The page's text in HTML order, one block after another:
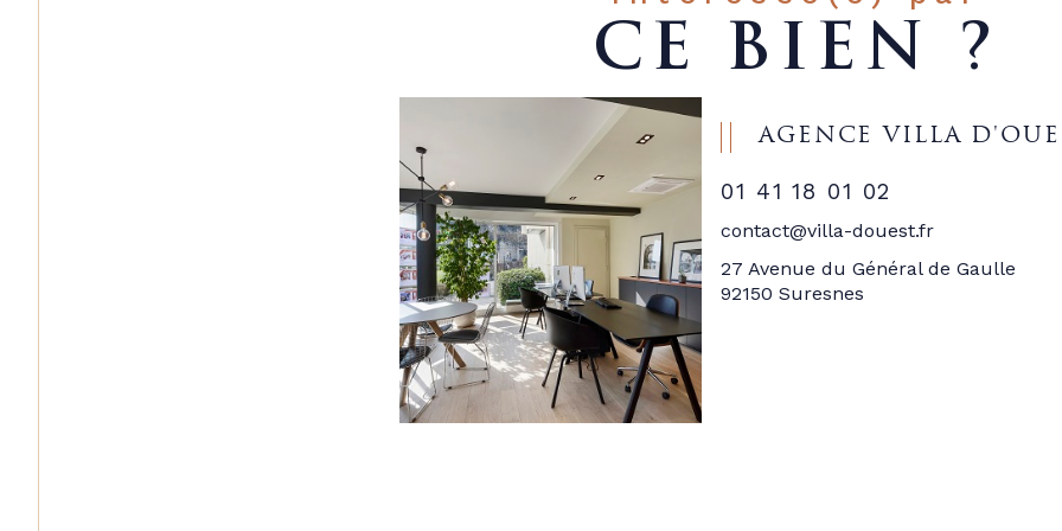
CE BIEN ?
AGENCE VILLA
01 41 18 01 02
contact@villa-douest.fr
27 Avenue du Général de Gaulle
92150 Suresnes